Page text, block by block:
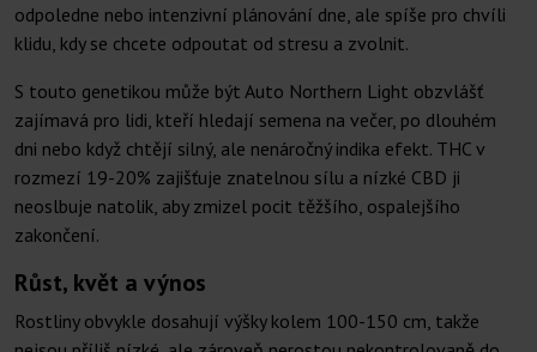
odpoledne nebo intenzivní plánování dne, ale spíše pro chvíli
klidu, kdy se chcete odpoutat od stresu a zvolnit.
S touto genetikou může být Auto Northern Light obzvlášť
zajímavá pro lidi, kteří hledají semena na večer, po dlouhém
dni nebo když chtějí silný, ale nenáročný indika efekt. THC v
rozmezí 19-20% zajišťuje znatelnou sílu a nízké CBD ji
neoslbuje natolik, aby zmizel pocit těžšího, ospalejšího
zakončení.
Růst, květ a výnos
Rostliny obvykle dosahují výšky kolem 100-150 cm, takže